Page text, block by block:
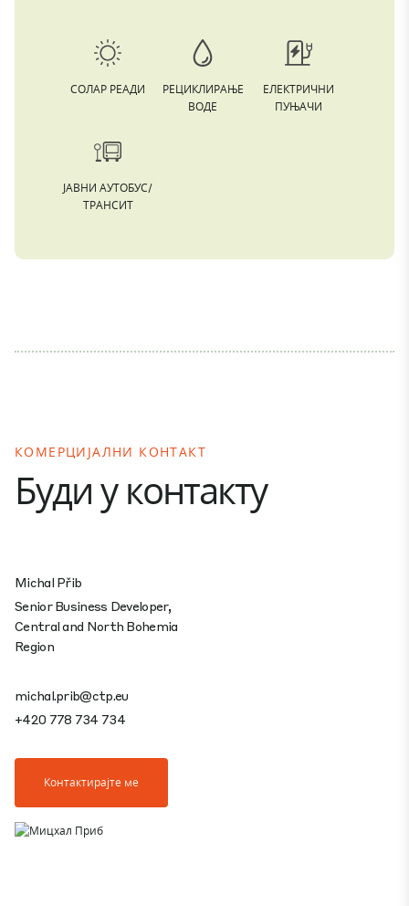
СОЛАР РЕАДИ
РЕЦИКЛИРАЊЕ
ВОДЕ
ЕЛЕКТРИЧНИ
ПУЊАЧИ
ЈАВНИ АУТОБУС/
ТРАНСИТ
КОМЕРЦИЈАЛНИ КОНТАКТ
Буди у контакту
Michal Přib
Senior Business Developer,
Central and North Bohemia
Region
michal.prib@ctp.eu
+420 778 734 734
Контактирајте ме